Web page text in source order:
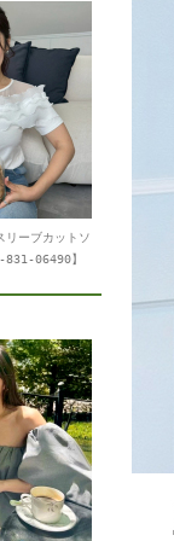
リーブカットソ
831-06490】